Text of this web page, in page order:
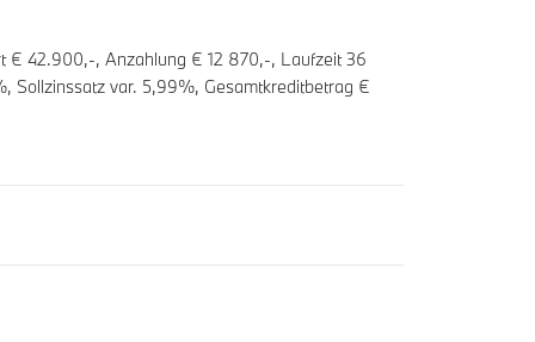
€ 42.900,-, Anzahlung € 12 870,-, Laufzeit36
Sollzinssatz var. 5,99%, Gesamtkreditbetrag €